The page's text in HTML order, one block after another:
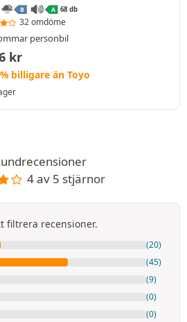
B A 68 db
32 omdöme
personbil
kr
billigare än Toyo
4 av 5 stjärnor
filtrera recensioner.
(20)
(45)
(9)
(0)
(0)